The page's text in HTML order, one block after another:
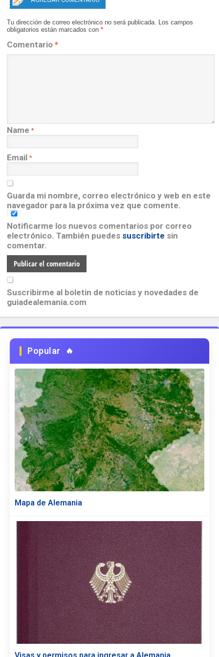
Tu dirección de correo electrónico no será publicada. Los campos
obligatorios están marcados con *
Comentario *
Name *
Email *
Guarda mi nombre, correo electrónico y web en este
navegador para la próxima vez que comente.
Notificarme los nuevos comentarios por correo
electrónico. También puedes suscribirte sin
comentar.
Suscribirme al boletin de noticias y novedades de
guiadealemania.com
Popular
Mapa de Alemania